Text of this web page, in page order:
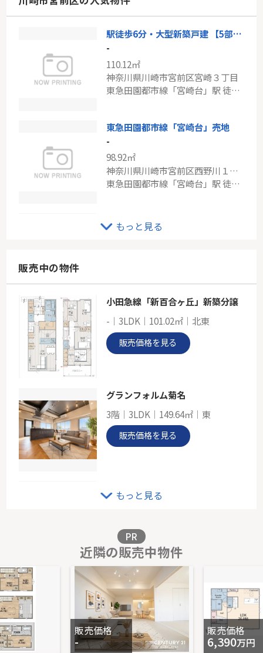
104.68㎡～105.69㎡
神奈川県川崎市川崎区中島１丁目
駅徒歩6分・大型新築戸建 【5部屋+18帖LDK】カースペース2台分
-
110.12㎡
神奈川県川崎市宮前区宮崎３丁目
東急田園都市線「宮崎台」駅 徒歩6分
東急田園都市線「宮崎台」売地
-
98.92㎡
神奈川県川崎市宮前区西野川１丁目
東急田園都市線「宮崎台」駅 徒歩27分
-
-
88.58㎡
神奈川県川崎市宮前区けやき平
もっと見る
販売中の物件
小田急線「新百合ヶ丘」新築分譲
-｜3LDK｜101.02㎡｜北東
販売価格を見る
グランフォルム菊名
3階｜3LDK｜149.64㎡｜東
販売価格を見る
販売価格を見る
1階｜3LDK｜80.94㎡｜西
販売価格を見る
もっと見る
PR
近隣の販売中物件
販売価格
-
販売価格
6,390万円